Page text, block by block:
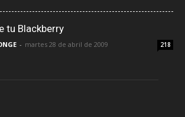
tu Blackberry
- martes 28 de abril de 2009 218